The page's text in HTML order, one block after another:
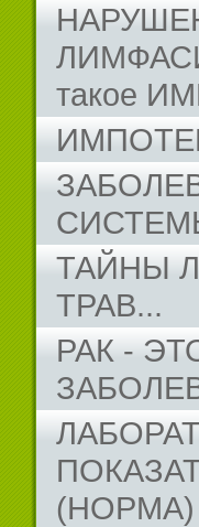
такое
ТАЙНЫ
ТРАВ...
РАК -
(НОРМА)